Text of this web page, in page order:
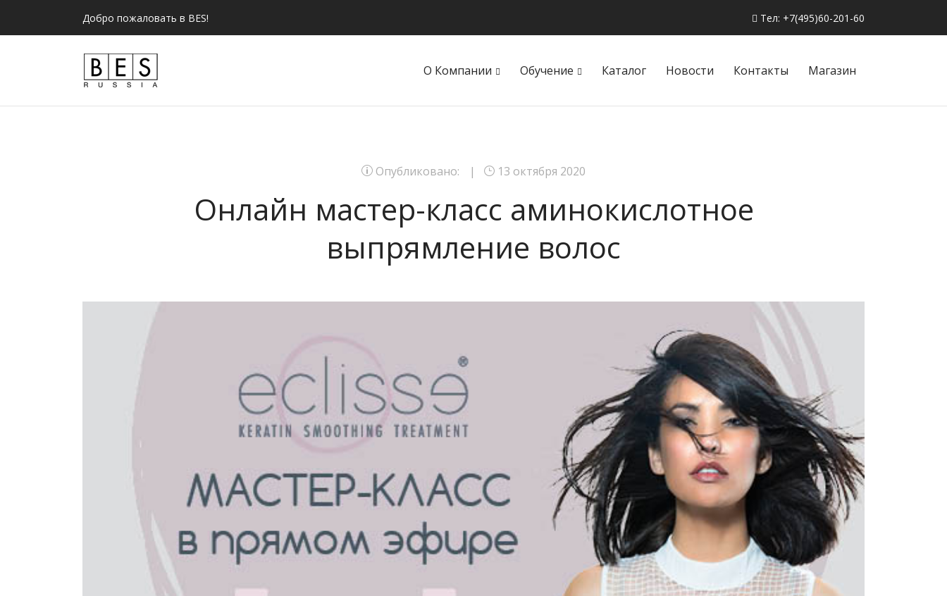
Добро пожаловать в BES! Тел: +7(495)60-201-60
О Компании Обучение Каталог Новости Контакты Магазин
Опубликовано: 13 октября 2020
Онлайн мастер-класс аминокислотное
выпрямление волос